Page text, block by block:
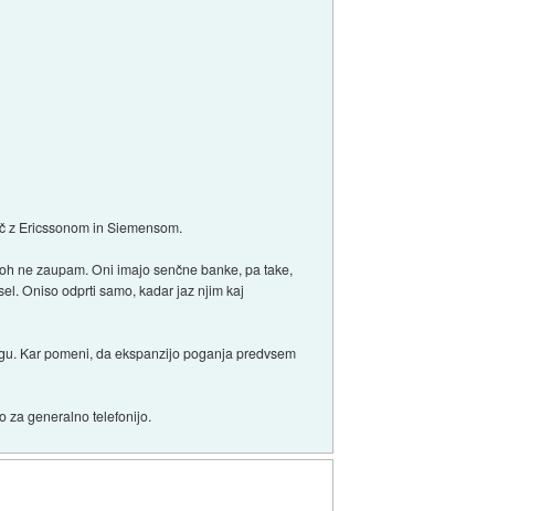
Ericssonom in Siemensom.
ne zaupam. Oni imajo senčne banke, pa take,
Oniso odprti samo, kadar jaz njim kaj
Kar pomeni, da ekspanzijo poganja predvsem
za generalno telefonijo.